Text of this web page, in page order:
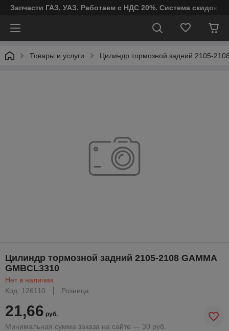
Запчасти ГАЗ, УАЗ. Работаем с НДС 20%. Система скидок
Товары и услуги Цилиндр тормозной задний 2105-
Цилиндр тормозной задний 2105-2108 GAMMA
GMBCL3310
Нет в наличии
Код: 126110
Розница
21,66 руб.
Минимальная сумма заказа на сайте — 30 руб.